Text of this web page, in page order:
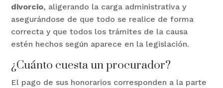
divorcio, aligerando la carga administrativa y
asegurándose de que todo se realice de forma
correcta y que todos los trámites de la causa
estén hechos según aparece en la legislación.
¿Cuánto cuesta un procurador?
El pago de sus honorarios corresponden a la parte